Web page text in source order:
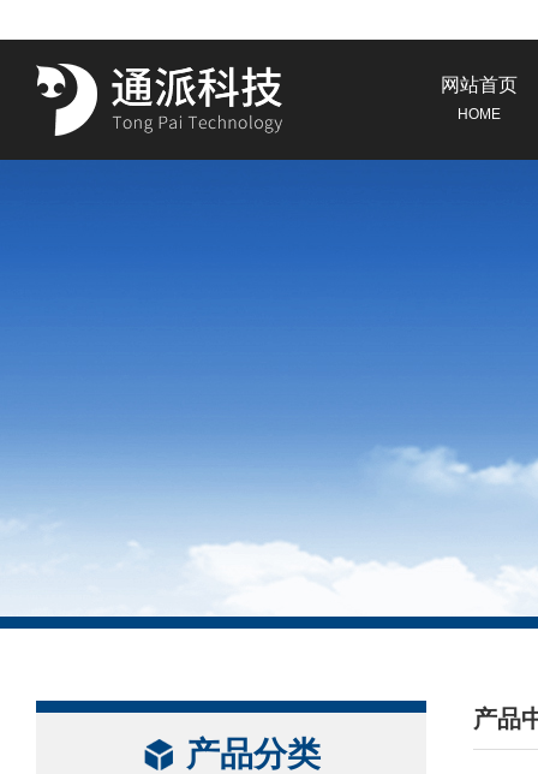
网站首页
HOME
产品分类
产品
/